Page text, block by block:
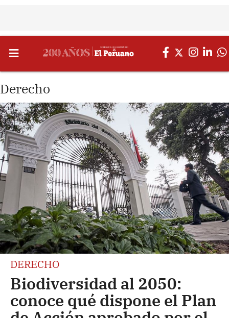
Derecho
DERECHO
Biodiversidad al 2050:
conoce qué dispone el Plan